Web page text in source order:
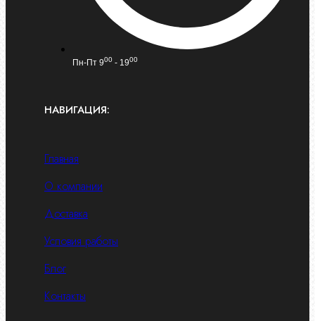
Пн-Пт 900 - 1900
НАВИГАЦИЯ:
Главная
О компании
Доставка
Условия работы
Блог
Контакты